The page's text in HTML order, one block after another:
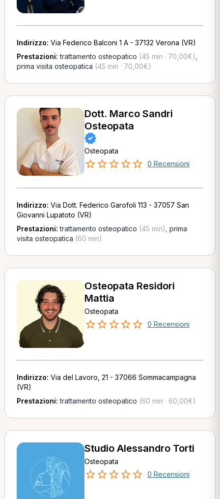
Indirizzo: Via Federico Balconi 1 A - 37132 Verona (VR)
Prestazioni:trattamento osteopatico (45 min · 70,00€)
prima visita osteopatica (45 min · 70,00€)
Dott. Marco Sandri
Osteopata
Osteopata
0 Recensioni
Indirizzo: Via Dott. Federico Garofoli 113 - 37057 San
Giovanni Lupatoto (VR)
Prestazioni:trattamento osteopatico (45 min) prima
visita osteopatica (60 min)
Osteopata Residori
Mattia
Osteopata
0 Recensioni
Indirizzo: Via del Lavoro, 21 - 37066 Sommacampagna
(VR)
Prestazioni:trattamento osteopatico (60 min · 60,00€)
Studio Alessandro Torti
Osteopata
0 Recensioni